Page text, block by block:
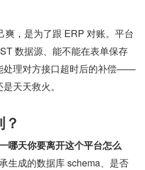
数据源、能不能在表单保存
处理对方接口超时后的补偿——
天天救火。
哪天你要离开这个平台怎么
生成的数据库 schema、是否